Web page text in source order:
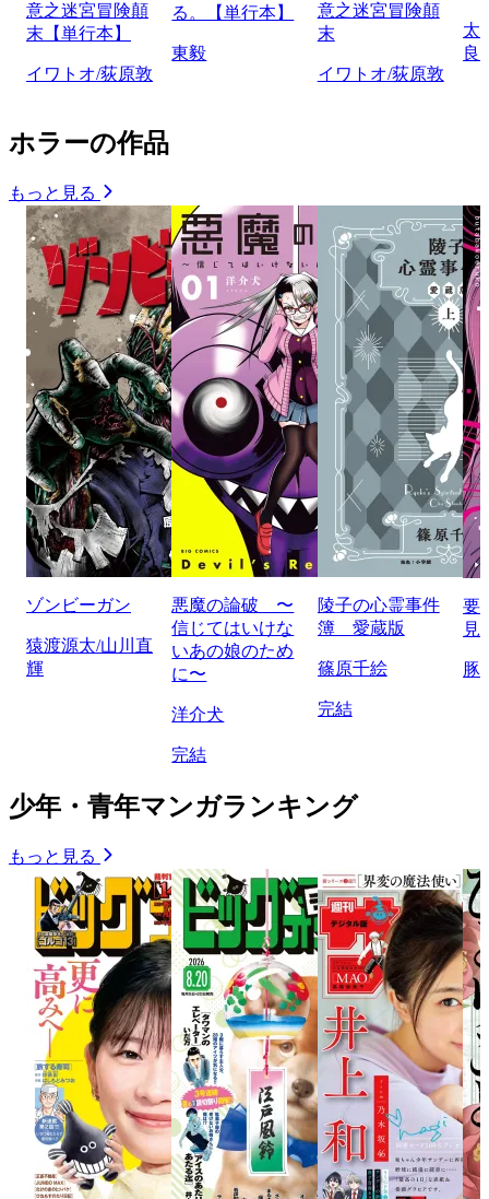
意之迷宮冒険顛
末【単行本】
イワトオ/荻原敦
る。【単行本】
東毅
意之迷宮冒険顛
末
イワトオ/荻原敦
太
良
ホラーの作品
もっと見る
ゾンビーガン
猿渡源太/山川直
輝
悪魔の論破 〜
信じてはいけな
いあの娘のため
に〜
洋介犬
完結
陵子の心霊事件
簿 愛蔵版
篠原千絵
完結
要
見
豚
少年・青年マンガランキング
もっと見る